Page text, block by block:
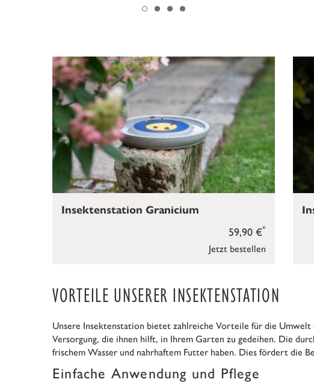
Jetzt bestellen
59,90 €*
Insektenstation Granicium
VORTEILE UNSERER INSEKTENSTATION
Unsere Insektenstation bietet zahlreiche Vorteile für die
Versorgung, die ihnen hilft, in Ihrem Garten zu gedeihen. Die
frischem Wasser und nahrhaftem Futter haben. Dies fördert die
Einfache Anwendung und Pflege